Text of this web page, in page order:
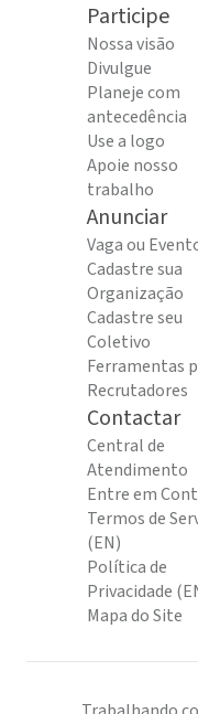
Participe
Nossa visão
Divulgue
Planeje com
antecedência
Use a logo
Apoie nosso
trabalho
Anunciar
Vaga ou
Cadastre sua
Organização
Cadastre seu
Coletivo
Ferramentas
Recrutadores
Contactar
Central de
Atendimento
Entre em
Termos de
(EN)
Política de
Privacidade
Mapa do Site